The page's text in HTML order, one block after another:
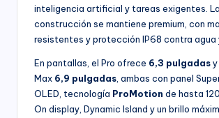
inteligencia artificial y tareas exigentes. La
construcción se mantiene premium, con
resistentes y protección IP68 contra agua
En pantallas, el Pro ofrece 6,3 pulgadasy
Max 6,9 pulgadas , ambas con panel
OLED, tecnología ProMotion de hasta
On display, Dynamic Island y un brillo